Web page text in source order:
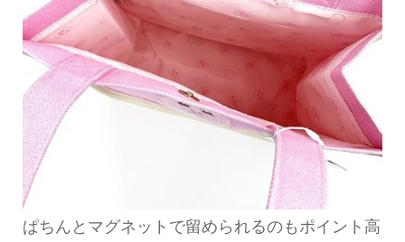
ぱちんとマグネットで留められるのもポイント高